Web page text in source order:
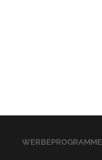
WERBEPROGRAMME